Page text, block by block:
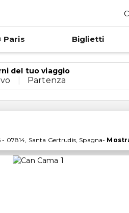
Paris Biglietti
del tuo viaggio
Partenza
- 07814, Santa Gertrudis, Spagna-